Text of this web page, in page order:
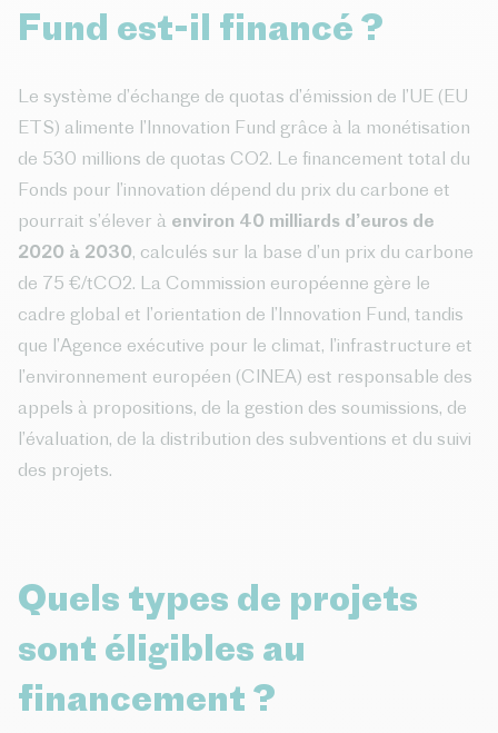
Fund est-il financé ?
Le système d’échange de quotas d’émission de l’UE (EU
ETS) alimente l’Innovation Fund grâce à la monétisation
de 530 millions de quotas CO2. Le financement total du
Fonds pour l’innovation dépend du prix du carbone et
pourrait s’élever à environ 40 milliards d’euros de
2020 à 2030, calculés sur la base d’un prix du carbone
de 75 €/tCO2. La Commission européenne gère le
cadre global et l’orientation de l’Innovation Fund, tandis
que l’Agence exécutive pour le climat, l’infrastructure et
l’environnement européen (CINEA) est responsable des
appels à propositions, de la gestion des soumissions, de
l’évaluation, de la distribution des subventions et du suivi
des projets.
Quels types de projets
sont éligibles au
financement ?